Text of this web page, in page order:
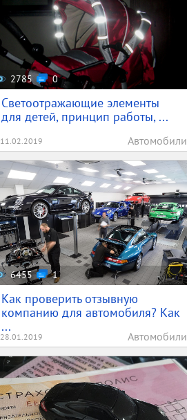
2785 0
Светоотражающие элементы
для детей, принцип работы, ...
11.02.2019 Автомобили
6455 1
Как проверить отзывную
компанию для автомобиля? Как
...
28.01.2019 Автомобили